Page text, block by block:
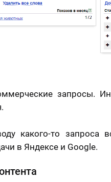
запросы.
какого-то запроса
в Яндексе и Google.